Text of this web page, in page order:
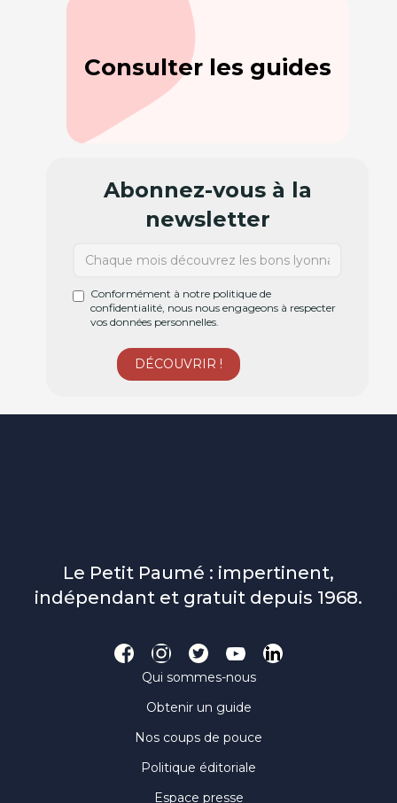
Consulter les guides
Abonnez-vous à la
newsletter
Conformément à notre politique de
confidentialité, nous nous engageons à respecter
vos données personnelles.
Le Petit Paumé : impertinent,
indépendant et gratuit depuis 1968.
Qui sommes-nous
Obtenir un guide
Nos coups de pouce
Politique éditoriale
Espace presse